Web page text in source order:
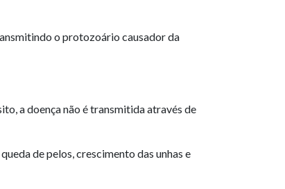
o protozoário causador da
a doença não é transmitida através de
de pelos, crescimento das unhas e